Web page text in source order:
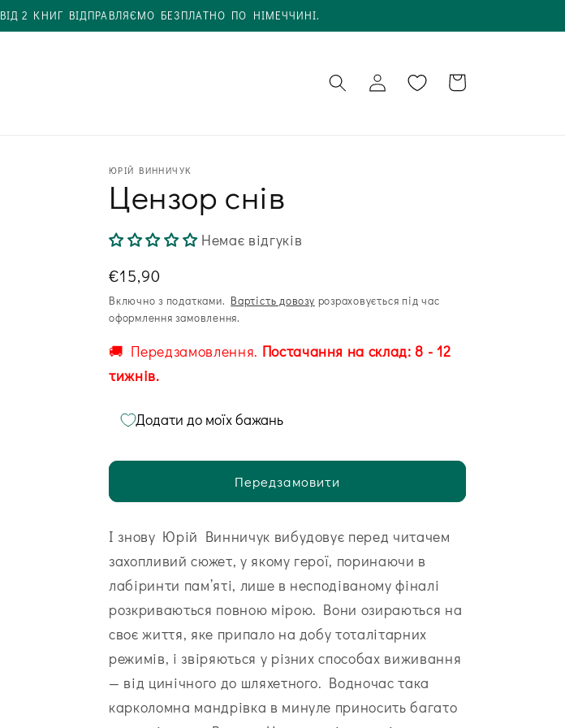
2 КНИГ ВІДПРАВЛЯЄМО БЕЗПЛАТНО ПО НІМЕЧЧИНІ.
обліковий
Кошик
ЮРІЙ ВИННИЧУК
Цензор снів
Немає відгуків
Звична
ціна
€15,90
Включно з податками. Вартість довозу розраховується під час
оформлення замовлення.
🚚 Передзамовлення. Постачання на склад: 8 - 12
тижнів.
Додати до моїх бажань
Передзамовити
І знову Юрій Винничук вибудовує перед читачем
захопливий сюжет, у якому герої, поринаючи в
лабіринти пам’яті, лише в несподіваному фіналі
розкриваються повною мірою. Вони озираються на
своє життя, яке припало на добу тоталітарних
режимів, і звіряються у різних способах виживання
— від цинічного до шляхетного. Водночас така
карколомна мандрівка в минуле приносить багато